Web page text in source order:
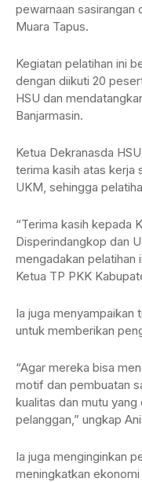
pewarnaan sasirangan
Muara Tapus.
Kegiatan pelatihan ini
dengan diikuti 20
HSU dan
Banjarmasin.
Ketua Dekranasda
terima kasih atas kerja
UKM, sehingga
“Terima kasih kepada
Disperindangkop dan
mengadakan pelatihan
Ketua TP PKK
Ia juga menyampaikan
untuk memberikan
“Agar mereka bisa
motif dan pembuatan
kualitas dan mutu
pelanggan,” ungkap
Ia juga menginginkan
meningkatkan